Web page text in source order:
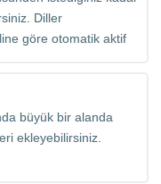
Diller
göre otomatik aktif
büyük bir alanda
ekleyebilirsiniz.